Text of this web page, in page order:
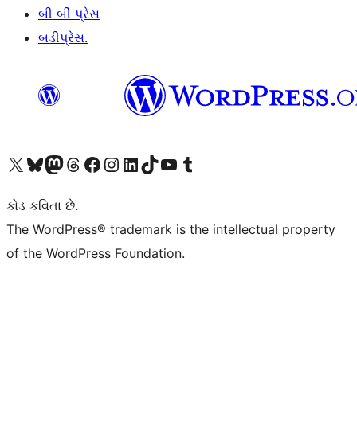
બી બી પ્રેસ
બડીપ્રેસ.
અમારા X (અગાઉ ટ્વિટર) એકાઉન્ટની મુલાકાત લોઅમારા Bluesky એકાઉન્ટની મુલાકાત લોઅમારા માસ્ટોડોન એકાઉન્ટની મુલાકાત લોઅમારા Threads એકાઉન્ટની મુલાકાત લો અમારા ફેસબુક પેજની મુલાકાત લોઅમારા ઇન્સ્ટાગ્રામ એકાઉન્ટની મુલાકાત લો અમારા LinkedIn એકાઉન્ટની મુલાકાત લોઅમારા TikTok એકાઉન્ટની મુલાકાત લોઅમારી YouTube ચેનલની મુલાકાત લો અમારા Tumblr એકાઉન્ટની મુલાકાત લો
કોડ કવિતા છે.
The WordPress® trademark is the intellectual property
of the WordPress Foundation.